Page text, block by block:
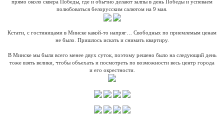
прямо около сквера Победы, где и обычно делают залпы в день Победы и успеваем
полюбоваться белорусским салютом на 9 мая.
Кстати, с гостиницами в Минске какой-то напряг… Свободных по приемлемым ценам
не было. Пришлось искать и снимать квартиру.
В Минске мы были всего менее двух суток, поэтому решено было на следующий день
тоже взять велики, чтобы объехать и посмотреть по возможности весь центр города
и его окрестности.